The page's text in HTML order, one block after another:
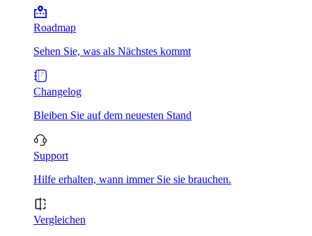
Roadmap
Sehen Sie, was als Nächstes kommt
Changelog
Bleiben Sie auf dem neuesten Stand
Support
Hilfe erhalten, wann immer Sie sie brauchen.
Vergleichen